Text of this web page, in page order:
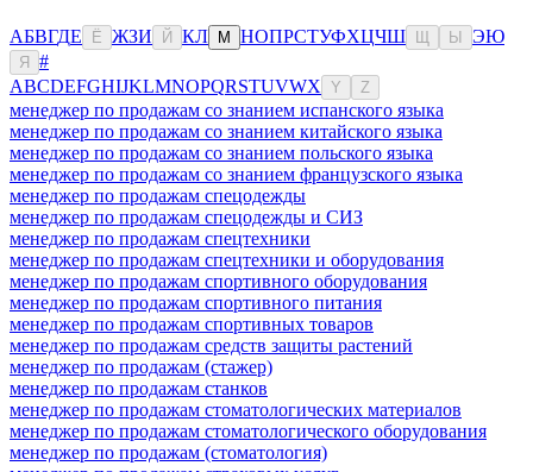
АБВГДЕ Ё ЖЗИ Й КЛ М НОПРСТУФХЦЧШ Ы ЭЮ
Я
#
ABCDEFGHIJKLMNOPQRSTUVWX Y Z
менеджер по продажам со знанием испанского языка
менеджер по продажам со знанием китайского языка
менеджер по продажам со знанием польского языка
менеджер по продажам со знанием французского языка
менеджер по продажам спецодежды
менеджер по продажам спецодежды и СИЗ
менеджер по продажам спецтехники
менеджер по продажам спецтехники и оборудования
менеджер по продажам спортивного оборудования
менеджер по продажам спортивного питания
менеджер по продажам спортивных товаров
менеджер по продажам средств защиты растений
менеджер по продажам (стажер)
менеджер по продажам станков
менеджер по продажам стоматологических материалов
менеджер по продажам стоматологического оборудования
менеджер по продажам (стоматология)